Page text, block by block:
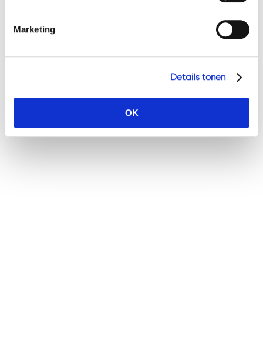
Marketing
Details tonen
OK
Conclusie
verstandig om advies in te winnen
bij een advocaat over de
mogelijkheid van
bestuurdersaansprakelijkheid.